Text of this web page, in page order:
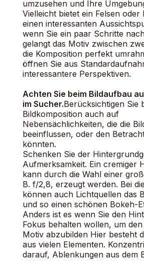
umzusehen und Ihre
Vielleicht bietet ein Felsen oder
einen interessanten
wenn Sie ein paar Schritte
gelangt das Motiv zwischen
die Komposition perfekt
öffnen Sie aus
interessantere Perspektiven.
Achten Sie beim Bildaufbau
im Sucher.Berücksichtigen Sie
Bildkomposition auch auf
Nebensächlichkeiten, die die
beeinflussen, oder den
könnten.
Schenken Sie der
Aufmerksamkeit. Ein cremiger
kann durch die Wahl einer
B. f/2,8, erzeugt werden. Bei
können auch Lichtquellen das
und so einen schönen Bokeh-
Anders ist es wenn Sie den
Fokus behalten wollen, um
Motiv abzubilden Hier besteht
aus vielen Elementen.
darauf, Ablenkungen aus dem